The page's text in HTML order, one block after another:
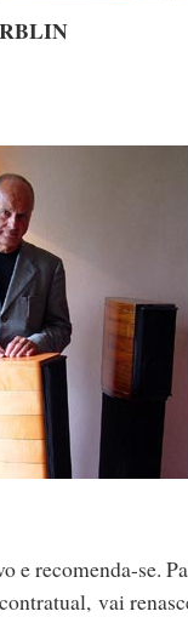
e recomenda-se.
vai